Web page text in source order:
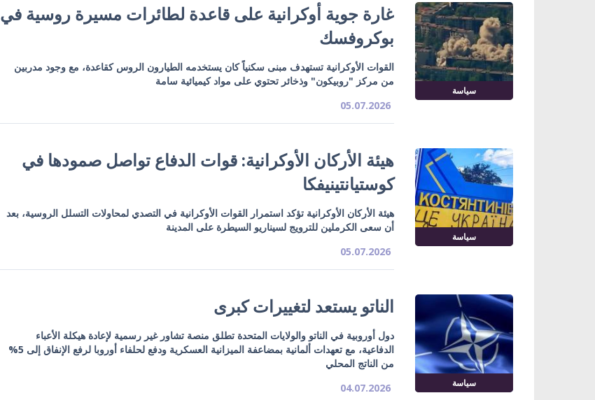
سياسة
غارة جوية أوكرانية على قاعدة لطائرات مسيرة روسية في
بوكروفسك
القوات الأوكرانية تستهدف مبنى سكنياً كان يستخدمه الطيارون الروس كقاعدة، مع وجود مدربين
من مركز "روبيكون" وذخائر تحتوي على مواد كيميائية سامة
05.07.2026
سياسة
هيئة الأركان الأوكرانية: قوات الدفاع تواصل صمودها في
كوستيانتينيفكا
هيئة الأركان الأوكرانية تؤكد استمرار القوات الأوكرانية في التصدي لمحاولات التسلل الروسية، بعد
أن سعى الكرملين للترويج لسيناريو السيطرة على المدينة
05.07.2026
سياسة
الناتو يستعد لتغييرات كبرى
دول أوروبية في الناتو والولايات المتحدة تطلق منصة تشاور غير رسمية لإعادة هيكلة الأعباء
الدفاعية، مع تعهدات ألمانية بمضاعفة الميزانية العسكرية ودفع لحلفاء أوروبا لرفع الإنفاق إلى 5%
من الناتج المحلي
04.07.2026